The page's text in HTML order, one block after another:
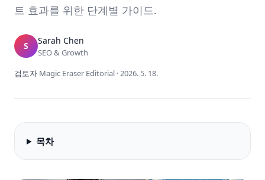
트 효과를 위한 단계별 가이드.
S Sarah Chen
SEO & Growth
검토자 Magic Eraser Editorial ·2026. 5. 18.
목차